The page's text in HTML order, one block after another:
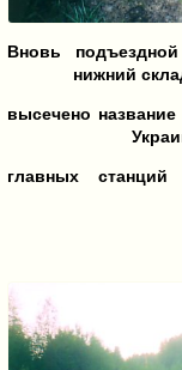
Вновь
нижний
высечено
главных станций